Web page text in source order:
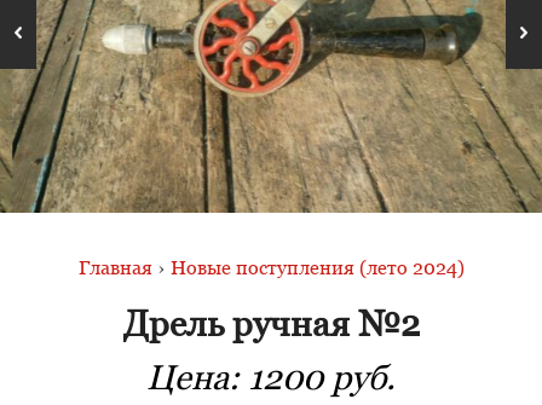
Главная › Новые поступления (лето 2024)
Дрель ручная №2
Цена: 1200 руб.